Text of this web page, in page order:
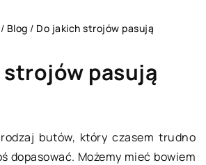
/ Blog / Do jakich strojów pasują
strojów pasują
butów, który czasem trudno
dopasować. Możemy mieć bowiem